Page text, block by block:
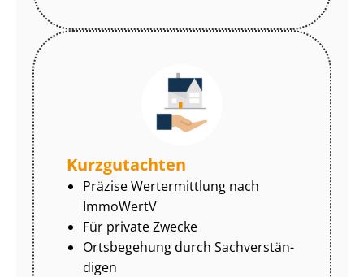
Kurzgutachten
Präzise Wertermittlung nach
ImmoWertV
Für private Zwecke
Ortsbegehung durch Sach­ver­stän­
di­gen